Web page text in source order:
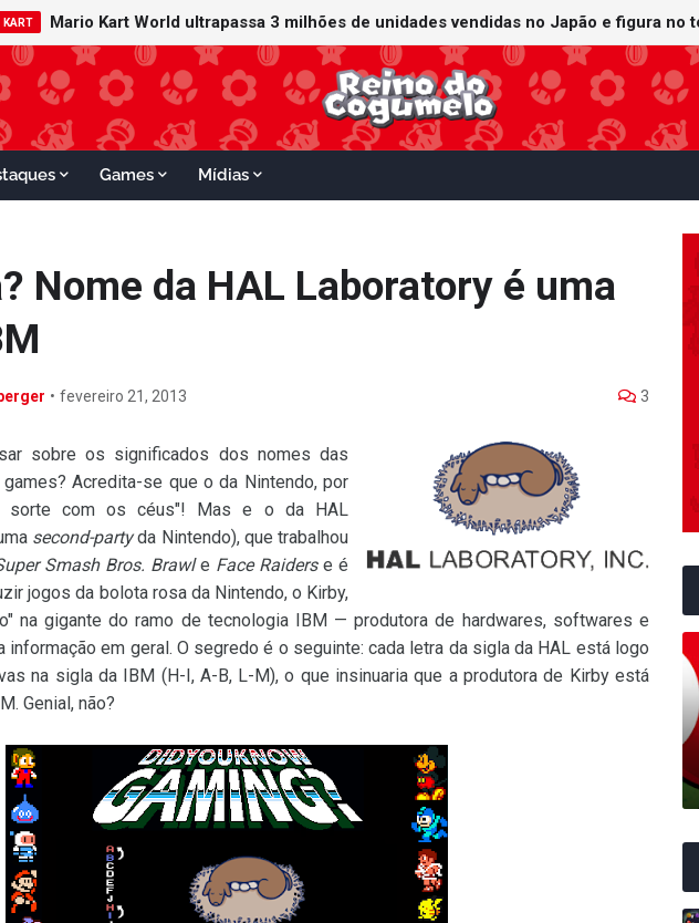
KART Mario Kart World ultrapassa 3 milhões de unidades vendidas no Japão e figura no
NOTÍCIAS Minecraft ganha data no Nintendo Switch 2; Super Mario Mash-Up receberá
Games Mídias
Nome da HAL Laboratory é uma
• fevereiro 21, 2013 3
sobre os significados dos nomes das
Acredita-se que o da Nintendo, por
sorte com os céus"! Mas e o da HAL
second-partyda Nintendo), que trabalhou
Smash Bros. Brawle Face Raiderse é
jogos da bolota rosa da Nintendo, o Kirby,
na gigante do ramo de tecnologia IBM — produtora de hardwares, softwares e
informação em geral. O segredo é o seguinte: cada letra da sigla da HAL está logo
na sigla da IBM (H-I, A-B, L-M), o que insinuaria que a produtora de Kirby está
Genial, não?